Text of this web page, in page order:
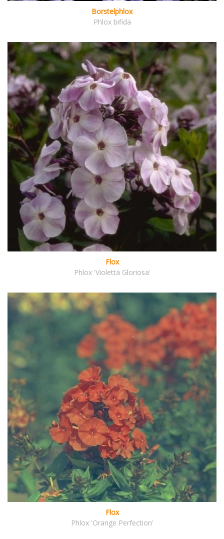
Borstelphlox
Phlox bifida
Flox
Phlox 'Violetta Gloriosa'
Flox
Phlox 'Orange Perfection'